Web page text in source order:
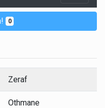
0
Zeraf
Othmane